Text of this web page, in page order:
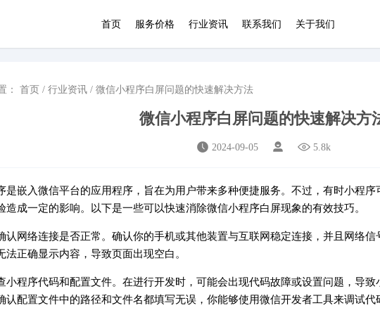
首页 服务价格 行业资讯 联系我们 关于我们
： 首页 / 行业资讯 / 微信小程序白屏问题的快速解决方法
微信小程序白屏问题的快速解决方
2024-09-05 5.8k
是嵌入微信平台的应用程序，旨在为用户带来多种便捷服务。不过，有时小程
造成一定的影响。以下是一些可以快速消除微信小程序白屏现象的有效技巧。
认网络连接是否正常。确认你的手机或其他装置与互联网稳定连接，并且网络
法正确显示内容，导致页面出现空白。
小程序代码和配置文件。在进行开发时，可能会出现代码故障或设置问题，导
认配置文件中的路径和文件名都填写无误，你能够使用微信开发者工具来调试代